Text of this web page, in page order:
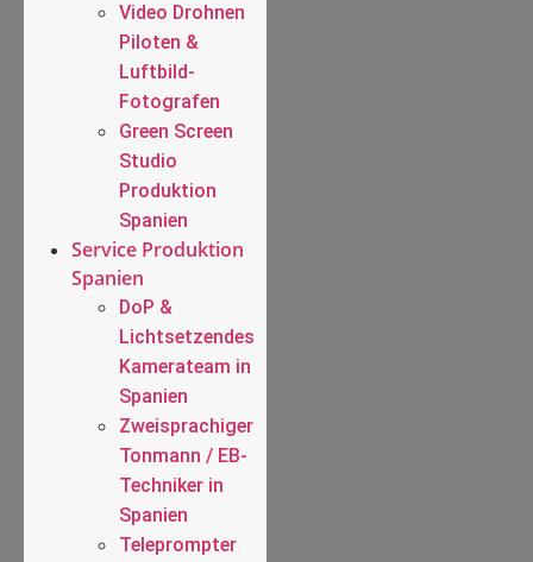
Video Drohnen
Piloten &
Luftbild-
Fotografen
Green Screen
Studio
Produktion
Spanien
Service Produktion
Spanien
DoP &
Lichtsetzendes
Kamerateam in
Spanien
Zweisprachiger
Tonmann / EB-
Techniker in
Spanien
Teleprompter